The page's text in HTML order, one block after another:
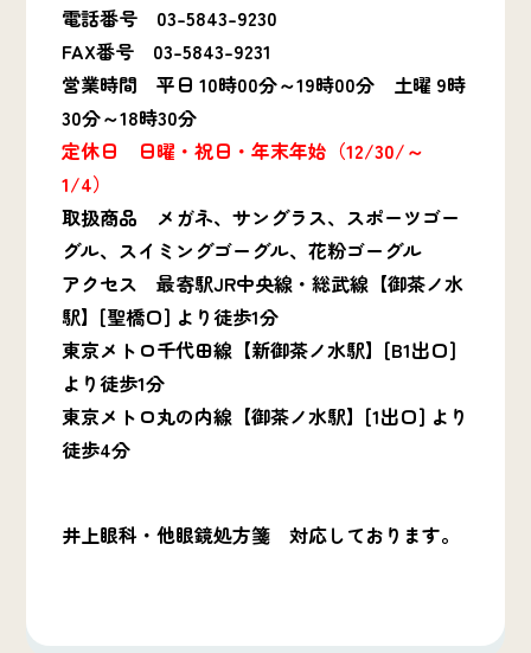
電話番号 03-5843-9230
FAX番号 03-5843-9231
営業時間 平日 10時00分～19時00分 土曜 9時
30分～18時30分
定休日 日曜・祝日・年末年始（12/30/～
1/4）
取扱商品 メガネ、サングラス、スポーツゴー
グル、スイミングゴーグル、花粉ゴーグル
アクセス 最寄駅JR中央線・総武線【御茶ノ水
駅】[聖橋口] より徒歩1分
東京メトロ千代田線【新御茶ノ水駅】[B1出口]
より徒歩1分
東京メトロ丸の内線【御茶ノ水駅】[1出口] より
徒歩4分
井上眼科・他眼鏡処方箋 対応しております。